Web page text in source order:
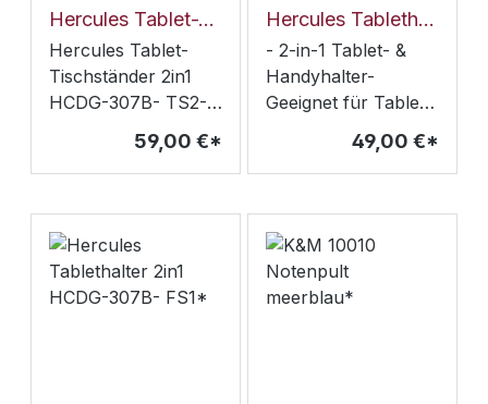
le oder Haltering
muss nicht entfernt
werdenGewicht :
320 gmax.
Belastung: 1 kg
Hercules Tablet-Tischständer 2in1 HCDG-307B- TS2*
Hercules Tablet-
Tischständer 2in1
HCDG-307B- TS2-
2-in-1 für Tablet- &
Smartphone von
15,5- 33cm- die
Studio Live-
Streaming, die
Erstellung von
59,00 €*
Hercules Tablethalter 2-in-1 HCDG-307B*
- 2-in-1 Tablet- &
Handyhalter-
Geeignet für Tablets
& Smartphones mit
einer Diagonalen
von 15,5 - 33 cm -
cm Tischen, Rund-
& Rechteckstangen-
Hülle oder Haltering
49,00 €*